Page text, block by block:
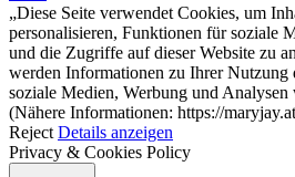
„Diese Seite verwendet Cookies, um
personalisieren, Funktionen für soziale
und die Zugriffe auf dieser Website zu
werden Informationen zu Ihrer Nutzung
soziale Medien, Werbung und Analysen
(Nähere Informationen: https://
Reject Details anzeigen
Privacy & Cookies Policy